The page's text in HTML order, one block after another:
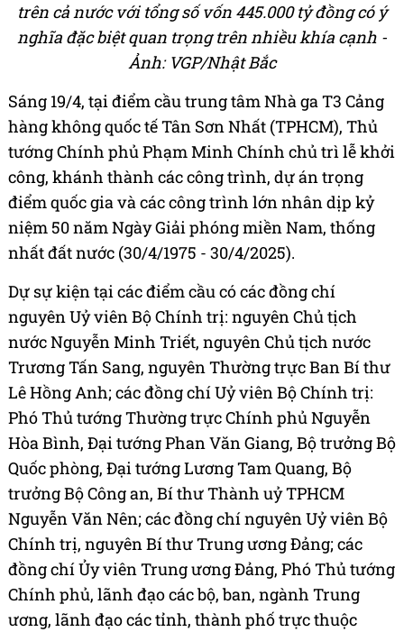
trên cả nước với tổng số vốn 445.000 tỷ đồng có ý
nghĩa đặc biệt quan trọng trên nhiều khía cạnh -
Ảnh: VGP/Nhật Bắc
Sáng 19/4, tại điểm cầu trung tâm Nhà ga T3 Cảng
hàng không quốc tế Tân Sơn Nhất (TPHCM), Thủ
tướng Chính phủ Phạm Minh Chính chủ trì lễ khởi
công, khánh thành các công trình, dự án trọng
điểm quốc gia và các công trình lớn nhân dịp kỷ
niệm 50 năm Ngày Giải phóng miền Nam, thống
nhất đất nước (30/4/1975 - 30/4/2025).
Dự sự kiện tại các điểm cầu có các đồng chí
nguyên Uỷ viên Bộ Chính trị: nguyên Chủ tịch
nước Nguyễn Minh Triết, nguyên Chủ tịch nước
Trương Tấn Sang, nguyên Thường trực Ban Bí thư
Lê Hồng Anh; các đồng chí Uỷ viên Bộ Chính trị:
Phó Thủ tướng Thường trực Chính phủ Nguyễn
Hòa Bình, Đại tướng Phan Văn Giang, Bộ trưởng Bộ
Quốc phòng, Đại tướng Lương Tam Quang, Bộ
trưởng Bộ Công an, Bí thư Thành uỷ TPHCM
Nguyễn Văn Nên; các đồng chí nguyên Uỷ viên Bộ
Chính trị, nguyên Bí thư Trung ương Đảng; các
đồng chí Ủy viên Trung ương Đảng, Phó Thủ tướng
Chính phủ, lãnh đạo các bộ, ban, ngành Trung
ương, lãnh đạo các tỉnh, thành phố trực thuộc